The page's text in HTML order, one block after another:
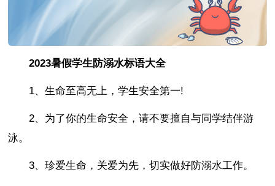
2023暑假学生防溺水标语大全
1、生命至高无上，学生安全第一!
2、为了你的生命安全，请不要擅自与同学结伴游
泳。
3、珍爱生命，关爱为先，切实做好防溺水工作。